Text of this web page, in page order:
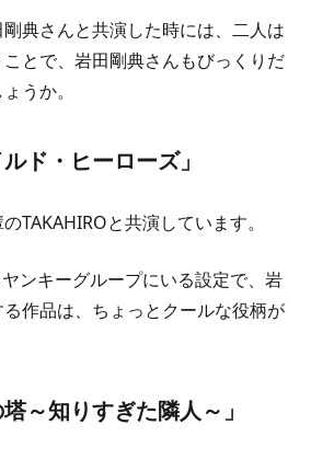
典さんと共演した時には、二人は
とで、 岩田剛典さんもびっくりだ
うか。
ド・ヒーローズ」
TAKAHIROと共演しています。
ンキーグループにいる設定で、 岩
作品は、ちょっとクールな役柄が
～知りすぎた隣人～」